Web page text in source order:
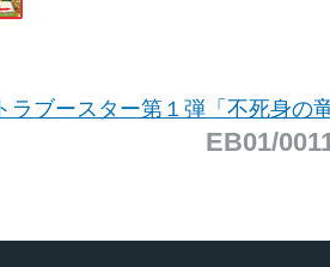
ラブースター第１弾「不死身の
EB01/